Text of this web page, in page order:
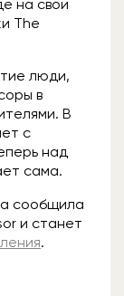
на свои
The
люди,
в
В
с
над
сама.
сообщила
и станет
.